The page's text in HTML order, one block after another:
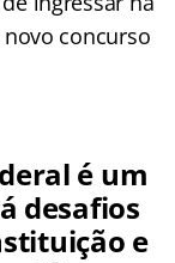
concurso
é um
desafios
e